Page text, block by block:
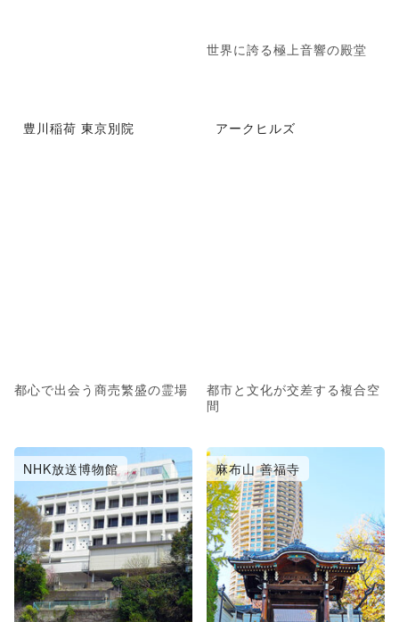
世界に誇る極上音響の殿堂
豊川稲荷 東京別院
都心で出会う商売繁盛の霊場
アークヒルズ
都市と文化が交差する複合空
間
NHK放送博物館 麻布山 善福寺